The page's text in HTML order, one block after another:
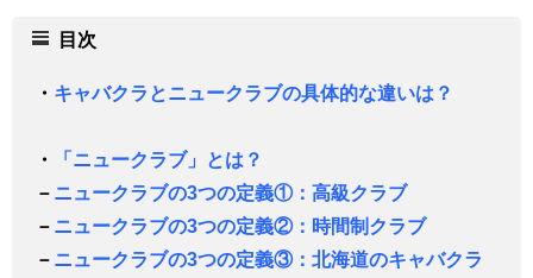
目次
・ キャバクラとニュークラブの具体的な違いは？
・
「ニュークラブ」とは？
－ ニュークラブの3つの定義①：高級クラブ
－ ニュークラブの3つの定義②：時間制クラブ
－ ニュークラブの3つの定義③：北海道のキャバクラ